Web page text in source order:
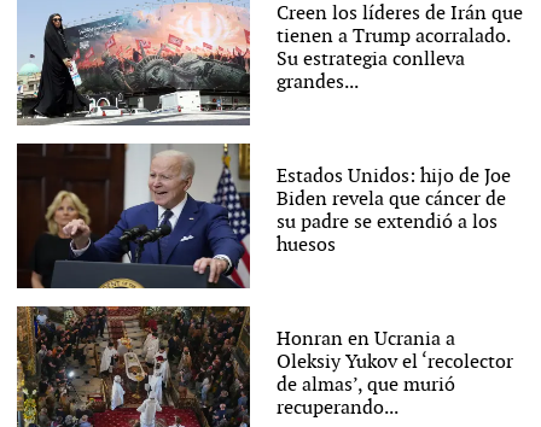
Creen los líderes de Irán que
tienen a Trump acorralado.
Su estrategia conlleva
grandes...
Estados Unidos: hijo de Joe
Biden revela que cáncer de
su padre se extendió a los
huesos
Honran en Ucrania a
Oleksiy Yukov el ‘recolector
de almas’, que murió
recuperando...